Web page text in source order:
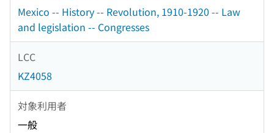
Mexico -- History -- Revolution, 1910-1920 -- Law
and legislation -- Congresses
LCC
KZ4058
対象利用者
一般